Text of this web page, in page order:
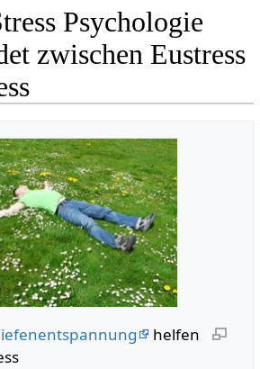
Psychologie
zwischen Eustress
helfen